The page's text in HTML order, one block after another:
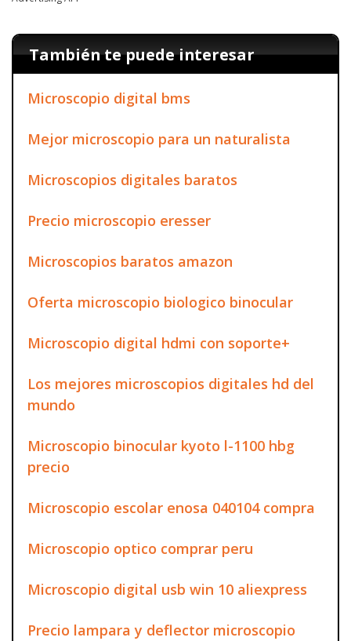
También te puede interesar
Microscopio digital bms
Mejor microscopio para un naturalista
Microscopios digitales baratos
Precio microscopio eresser
Microscopios baratos amazon
Oferta microscopio biologico binocular
Microscopio digital hdmi con soporte+
Los mejores microscopios digitales hd del
mundo
Microscopio binocular kyoto l-1100 hbg
precio
Microscopio escolar enosa 040104 compra
Microscopio optico comprar peru
Microscopio digital usb win 10 aliexpress
Precio lampara y deflector microscopio